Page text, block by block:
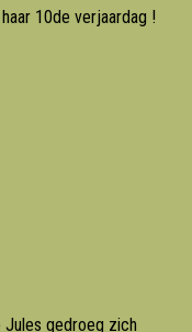
10de verjaardag !
Jules gedroeg zich